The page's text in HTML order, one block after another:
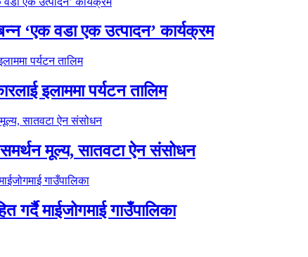
बन्न ‘एक वडा एक उत्पादन’ कार्यक्रम
इलाममा पर्यटन तालिम
मूल्य, सातवटा ऐन संसोधन
गर्दै माईजोगमाई गाउँपालिका